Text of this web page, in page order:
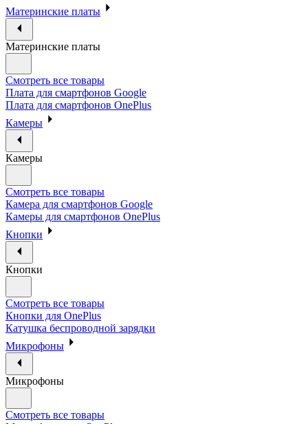
Материнские платы
Материнские платы
Смотреть все товары
Плата для смартфонов Google
Плата для смартфонов OnePlus
Камеры
Камеры
Смотреть все товары
Камера для смартфонов Google
Камеры для смартфонов OnePlus
Кнопки
Кнопки
Смотреть все товары
Кнопки для OnePlus
Катушка беспроводной зарядки
Микрофоны
Микрофоны
Смотреть все товары